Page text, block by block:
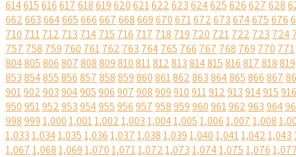
614615616617618619620621622623624625626627628
662663664665666667668669670671672673674675676
710 711712 713 714715 716 717 718 719 720 721722 723 724
757 758 759 760 761762 763 764765 766 767 768 769 770 771
804805806807808809810811812813814815816817818819
853854855856857858859860861862863864865866867
901902903904905906907908909910911912913914915916
950951952953954955956957958959960961962963964
9989991,0001,0011,0021,0031,0041,0051,0061,0071,008
1,0331,0341,0351,0361,0371,0381,0391,0401,0411,0421,043
1,0671,0681,0691,0701,0711,0721,0731,0741,0751,076